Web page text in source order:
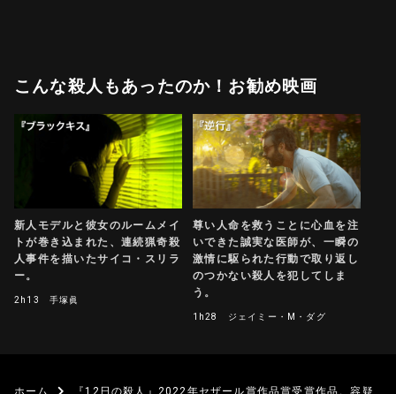
こんな殺人もあったのか！お勧め映画
新人モデルと彼女のルームメイ
トが巻き込まれた、連続猟奇殺
人事件を描いたサイコ・スリラ
ー。
2h13 手塚眞
尊い人命を救うことに心血を注
いできた誠実な医師が、一瞬の
激情に駆られた行動で取り返し
のつかない殺人を犯してしま
う。
1h28 ジェイミー・M・ダグ
ホーム 『12日の殺人』2022年セザール賞作品賞受賞作品。容疑